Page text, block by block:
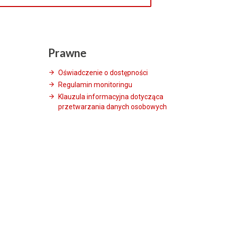
Prawne
Oświadczenie o dostępności
Regulamin monitoringu
Klauzula informacyjna dotycząca
przetwarzania danych osobowych